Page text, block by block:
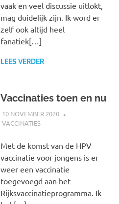
vaak en veel discussie uitlokt,
mag duidelijk zijn. Ik word er
zelf ook altijd heel
fanatiek[…]
LEES VERDER
Vaccinaties toen en nu
10 NOVEMBER 2020
VACCINATIES
Met de komst van de HPV
vaccinatie voor jongens is er
weer een vaccinatie
toegevoegd aan het
Rijksvaccinatieprogramma. Ik